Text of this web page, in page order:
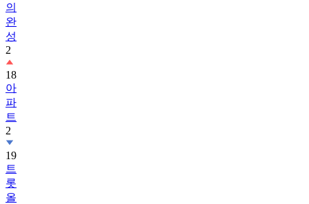
의
완
성
2
18
아
파
트
2
19
트
롯
올